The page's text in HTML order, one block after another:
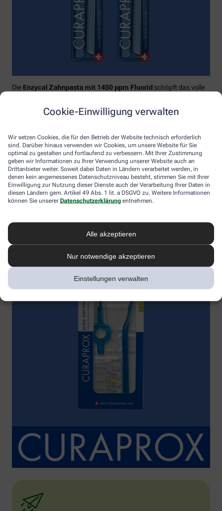
Cookie-Einwilligung verwalten
Wir setzen Cookies, die für den Betrieb der Website technisch erforderlich
sind. Darüber hinaus verwenden wir Cookies, um unsere Website für Sie
optimal zu gestalten und fortlaufend zu verbessern. Mit Ihrer Zustimmung
geben wir Informationen zu Ihrer Verwendung unserer Website auch an
Drittanbieter weiter. Soweit dabei Daten in Ländern verarbeitet werden, in
denen kein angemessenes Datenschutzniveau besteht, stimmen Sie mit Ihrer
Einwilligung zur Nutzung dieser Dienste auch der Verarbeitung Ihrer Daten in
diesen Ländern gem. Artikel 49 Abs. 1 lit. a DSGVO zu. Weitere Informationen
können Sie unserer Datenschutzerklärung entnehmen.
Alle akzeptieren
Nur notwendige akzeptieren
Einstellungen verwalten
Die Enzycal Zahnpasta mit 1450 ppm Fluorid schöpft das volle
Enzymen deine körpereigenen Abwehrkräfte.
Interdentalbürsten „prime“
reinigen den gesamten kritischen
Zahnzwischenraum effektiv und verletzungsfrei: vom
Zahnfleischrand über die konkaven Nischen bis direkt unter die
Kontaktstelle. Selbst kleinste Interdentalräume werden ohne
Verletzungsgefahr behandelt – dank Cural®, dem hauchdünnen
und extrastarken Chirurgendraht, mit dem eine einzige
Reinigungsbewegung ausreicht: einmal rein und raus. Fertig.
Das House of Mouth bündelt dieses Wissen – und macht